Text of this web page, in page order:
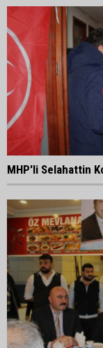
MHP'li Selahattin